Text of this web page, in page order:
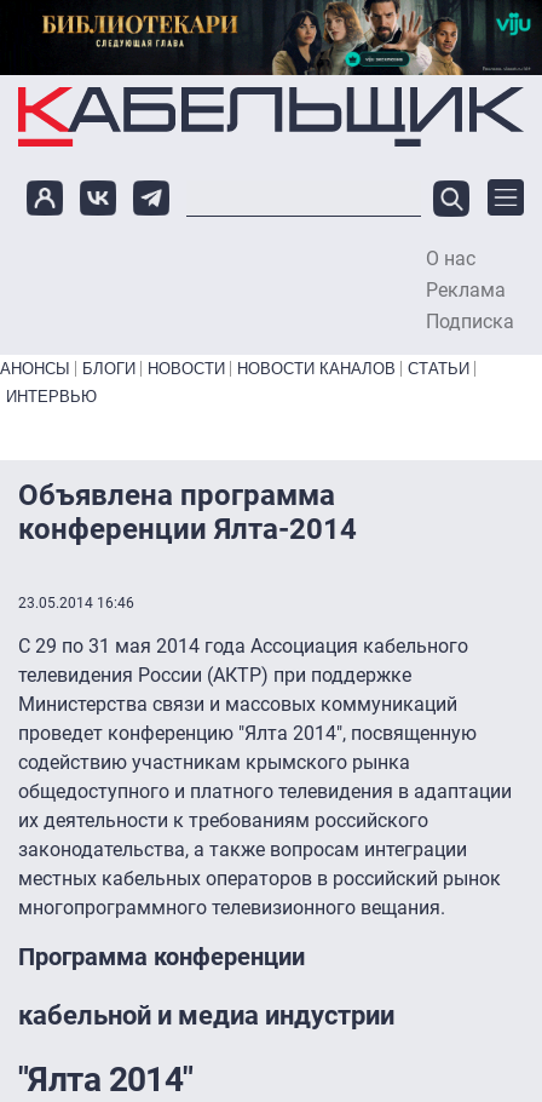
Перейти к основному содержанию
О нас
Реклама
Подписка
Primary links bottom
АНОНСЫ БЛОГИ НОВОСТИ НОВОСТИ КАНАЛОВ
СТАТЬИ
ИНТЕРВЬЮ
Объявлена программа
конференции Ялта-2014
23.05.2014 16:46
С 29 по 31 мая 2014 года Ассоциация кабельного
телевидения России (АКТР) при поддержке
Министерства связи и массовых коммуникаций
проведет конференцию "Ялта 2014″, посвященную
содействию участникам крымского рынка
общедоступного и платного телевидения в адаптации
их деятельности к требованиям российского
законодательства, а также вопросам интеграции
местных кабельных операторов в российский рынок
многопрограммного телевизионного вещания.
Программа конференции
кабельной и медиа индустрии
"Ялта 2014"